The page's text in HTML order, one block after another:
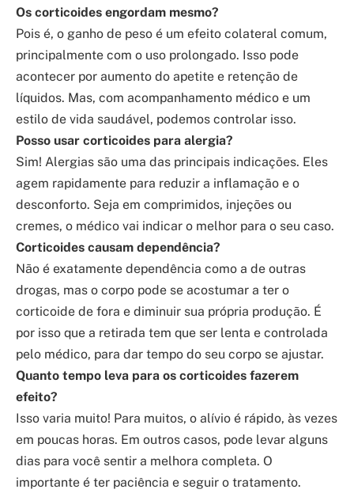
Os corticoides engordam mesmo?
Pois é, o ganho de peso é um efeito colateral comum,
principalmente com o uso prolongado. Isso pode
acontecer por aumento do apetite e retenção de
líquidos. Mas, com acompanhamento médico e um
estilo de vida saudável, podemos controlar isso.
Posso usar corticoides para alergia?
Sim! Alergias são uma das principais indicações. Eles
agem rapidamente para reduzir a inflamação e o
desconforto. Seja em comprimidos, injeções ou
cremes, o médico vai indicar o melhor para o seu caso.
Corticoides causam dependência?
Não é exatamente dependência como a de outras
drogas, mas o corpo pode se acostumar a ter o
corticoide de fora e diminuir sua própria produção. É
por isso que a retirada tem que ser lenta e controlada
pelo médico, para dar tempo do seu corpo se ajustar.
Quanto tempo leva para os corticoides fazerem
efeito?
Isso varia muito! Para muitos, o alívio é rápido, às vezes
em poucas horas. Em outros casos, pode levar alguns
dias para você sentir a melhora completa. O
importante é ter paciência e seguir o tratamento.